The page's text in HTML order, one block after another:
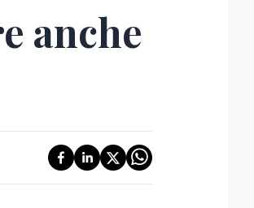
anche